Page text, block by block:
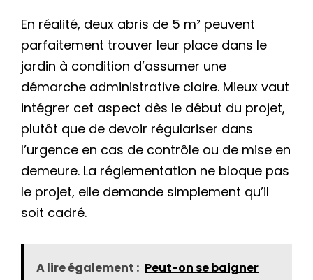
En réalité, deux abris de 5 m² peuvent
parfaitement trouver leur place dans le
jardin à condition d’assumer une
démarche administrative claire. Mieux vaut
intégrer cet aspect dès le début du projet,
plutôt que de devoir régulariser dans
l’urgence en cas de contrôle ou de mise en
demeure. La réglementation ne bloque pas
le projet, elle demande simplement qu’il
soit cadré.
A lire également : Peut-on se baigner